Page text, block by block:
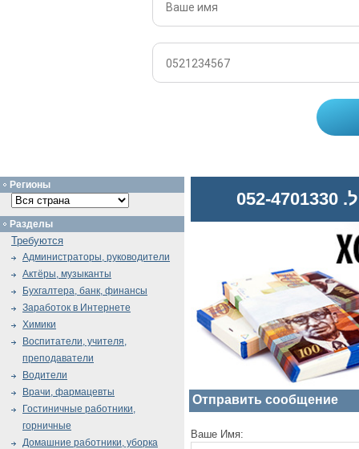
Отправить сообщение
Ваше Имя:
Регионы
Разделы
Требуются
Администраторы, руководители
Актёры, музыканты
Бухгалтера, банк, финансы
Заработок в Интернете
Химики
Воспитатели, учителя,
преподаватели
Водители
Врачи, фармацевты
Гостиничные работники,
горничные
Домашние работники, уборка